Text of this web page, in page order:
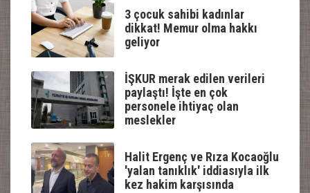
3 çocuk sahibi kadınlar
dikkat! Memur olma hakkı
geliyor
İŞKUR merak edilen verileri
paylaştı! İşte en çok
personele ihtiyaç olan
meslekler
Halit Ergenç ve Rıza Kocaoğlu
'yalan tanıklık' iddiasıyla ilk
kez hakim karşısında